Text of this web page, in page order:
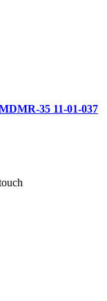
35 11-01-037